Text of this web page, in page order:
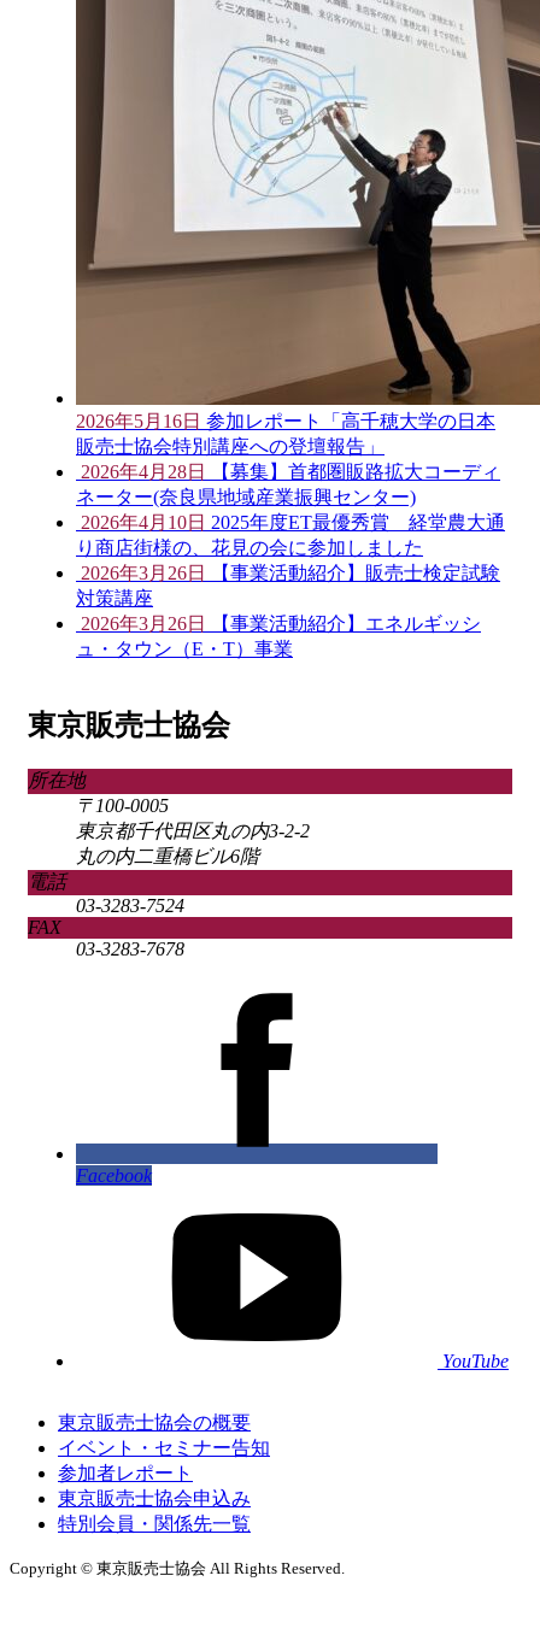
2026年5月16日 参加レポート「高千穂大学の日本
販売士協会特別講座への登壇報告」
2026年4月28日
【募集】首都圏販路拡大コーディ
ネーター(奈良県地域産業振興センター)
2026年4月10日 2025年度ET最優秀賞 経堂農大通
り商店街様の、花見の会に参加しました
2026年3月26日
【事業活動紹介】販売士検定試験
対策講座
2026年3月26日
【事業活動紹介】エネルギッシ
ュ・タウン（E・T）事業
東京販売士協会
所在地
〒100-0005
東京都千代田区丸の内3-2-2
丸の内二重橋ビル6階
電話
03-3283-7524
FAX
03-3283-7678
Facebook
YouTube
東京販売士協会の概要
イベント・セミナー告知
参加者レポート
東京販売士協会申込み
特別会員・関係先一覧
Copyright © 東京販売士協会 All Rights Reserved.